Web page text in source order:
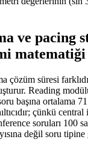
ve pacing
matematiği
çözüm süresi
Reading
başına ortalama
çünkü central
soruları 100
değil soru tipine